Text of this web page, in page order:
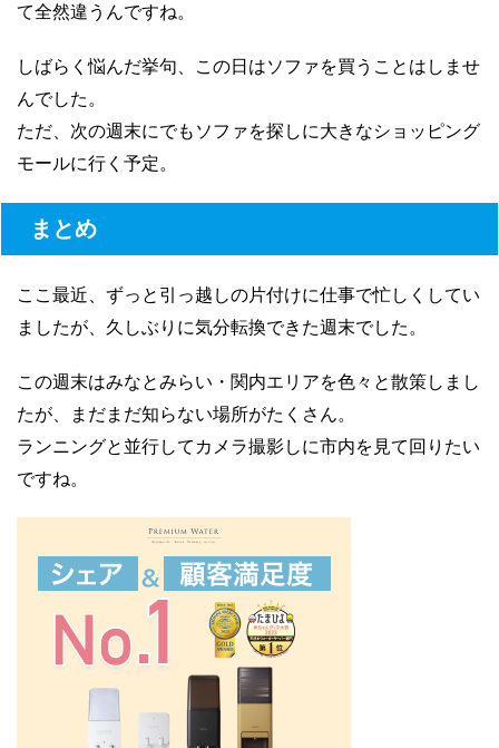
て全然違うんですね。
しばらく悩んだ挙句、この日はソファを買うことはしませ
んでした。
ただ、次の週末にでもソファを探しに大きなショッピング
モールに行く予定。
まとめ
ここ最近、ずっと引っ越しの片付けに仕事で忙しくしてい
ましたが、久しぶりに気分転換できた週末でした。
この週末はみなとみらい・関内エリアを色々と散策しまし
たが、まだまだ知らない場所がたくさん。
ランニングと並行してカメラ撮影しに市内を見て回りたい
ですね。